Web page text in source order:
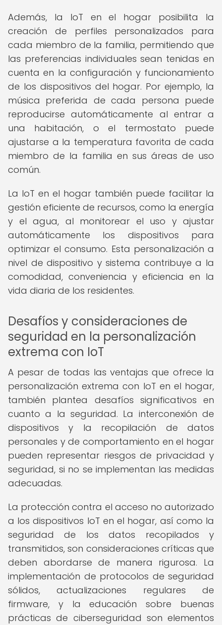
Además, la IoT en el hogar posibilita la
creación de perfiles personalizados para
cada miembro de la familia, permitiendo que
las preferencias individuales sean tenidas en
cuenta en la configuración y funcionamiento
de los dispositivos del hogar. Por ejemplo, la
música preferida de cada persona puede
reproducirse automáticamente al entrar a
una habitación, o el termostato puede
ajustarse a la temperatura favorita de cada
miembro de la familia en sus áreas de uso
común.
La IoT en el hogar también puede facilitar la
gestión eficiente de recursos, como la energía
y el agua, al monitorear el uso y ajustar
automáticamente los dispositivos para
optimizar el consumo. Esta personalización a
nivel de dispositivo y sistema contribuye a la
comodidad, conveniencia y eficiencia en la
vida diaria de los residentes.
Desafíos y consideraciones de
seguridad en la personalización
extrema con IoT
A pesar de todas las ventajas que ofrece la
personalización extrema con IoT en el hogar,
también plantea desafíos significativos en
cuanto a la seguridad. La interconexión de
dispositivos y la recopilación de datos
personales y de comportamiento en el hogar
pueden representar riesgos de privacidad y
seguridad, si no se implementan las medidas
adecuadas.
La protección contra el acceso no autorizado
a los dispositivos IoT en el hogar, así como la
seguridad de los datos recopilados y
transmitidos, son consideraciones críticas que
deben abordarse de manera rigurosa. La
implementación de protocolos de seguridad
sólidos, actualizaciones regulares de
firmware, y la educación sobre buenas
prácticas de ciberseguridad son elementos